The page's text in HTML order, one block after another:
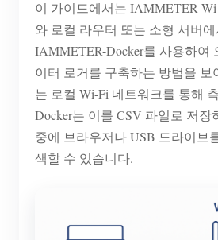
이 가이드에서는 IAMMETER
와 로컬 라우터 또는 소형 서버
IAMMETER-Docker를 사용하여
이터 로거를 구축하는 방법을 보
는 로컬 Wi-Fi 네트워크를 통해
Docker는 이를 CSV 파일로 저장
중에 브라우저나 USB 드라이브
색할 수 있습니다.